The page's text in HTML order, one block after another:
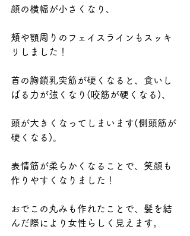
顔の横幅が小さくなり、
頬や顎周りのフェイスラインもスッキ
リしました！
首の胸鎖乳突筋が硬くなると、食いし
ばる力が強くなり(咬筋が硬くなる)、
頭が大きくなってしまいます(側頭筋が
硬くなる)。
表情筋が柔らかくなることで、笑顔も
作りやすくなりました！
おでこの丸みも作れたことで、髪を結
んだ際により女性らしく見えます。